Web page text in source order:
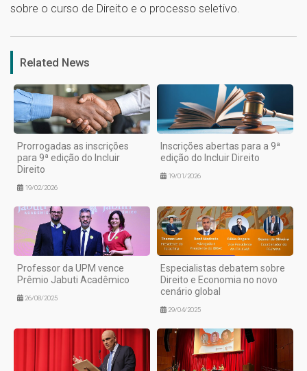
sobre o curso de Direito e o processo seletivo.
1
Related News
Prorrogadas as inscrições
para 9ª edição do Incluir
Direito
19/02/2026
Inscrições abertas para a 9ª
edição do Incluir Direito
19/01/2026
Professor da UPM vence
Prêmio Jabuti Acadêmico
26/08/2025
Especialistas debatem sobre
Direito e Economia no novo
cenário global
29/04/2025